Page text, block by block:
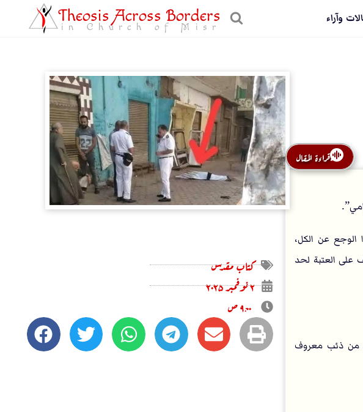
وآراء Theosis Across Borders
in Church of Misr
قراءة المقال
الوجع عن الكل،
على العتبة لحد
من ذئب معروف
كتاب مقدس
۲ نوفمبر ۲۰۲۵
۹:۰۰ ص